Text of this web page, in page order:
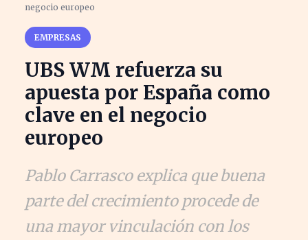
negocio europeo
EMPRESAS
UBS WM refuerza su
apuesta por España como
clave en el negocio
europeo
Pablo Carrasco explica que buena
parte del crecimiento procede de
una mayor vinculación con los